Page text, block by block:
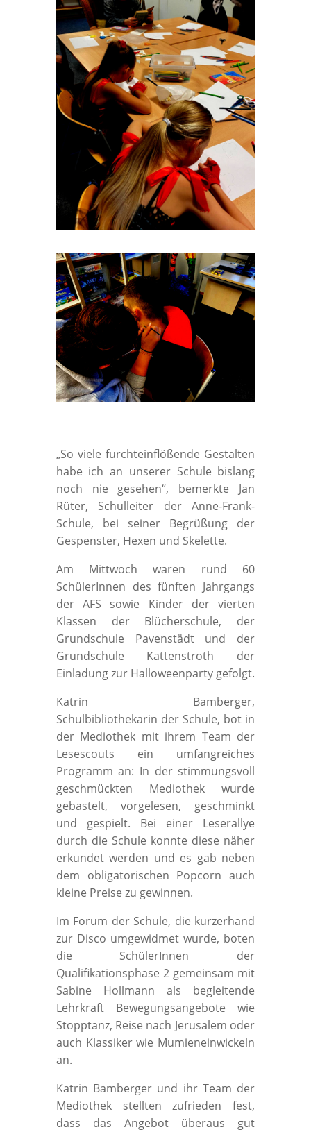
„So viele furchteinflößende Gestalten
habe ich an unserer Schule bislang
noch nie gesehen“, bemerkte Jan
Rüter, Schulleiter der Anne-Frank-
Schule, bei seiner Begrüßung der
Gespenster, Hexen und Skelette.
Am Mittwoch waren rund 60
SchülerInnen des fünften Jahrgangs
der AFS sowie Kinder der vierten
Klassen der Blücherschule, der
Grundschule Pavenstädt und der
Grundschule Kattenstroth der
Einladung zur Halloweenparty gefolgt.
Katrin Bamberger,
Schulbibliothekarin der Schule, bot in
der Mediothek mit ihrem Team der
Lesescouts ein umfangreiches
Programm an: In der stimmungsvoll
geschmückten Mediothek wurde
gebastelt, vorgelesen, geschminkt
und gespielt. Bei einer Leserallye
durch die Schule konnte diese näher
erkundet werden und es gab neben
dem obligatorischen Popcorn auch
kleine Preise zu gewinnen.
Im Forum der Schule, die kurzerhand
zur Disco umgewidmet wurde, boten
die SchülerInnen der
Qualifikationsphase 2 gemeinsam mit
Sabine Hollmann als begleitende
Lehrkraft Bewegungsangebote wie
Stopptanz, Reise nach Jerusalem oder
auch Klassiker wie Mumieneinwickeln
an.
Katrin Bamberger und ihr Team der
Mediothek stellten zufrieden fest,
dass das Angebot überaus gut